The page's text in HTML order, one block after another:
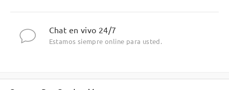
Chat en vivo 24/7
Estamos siempre online para usted.